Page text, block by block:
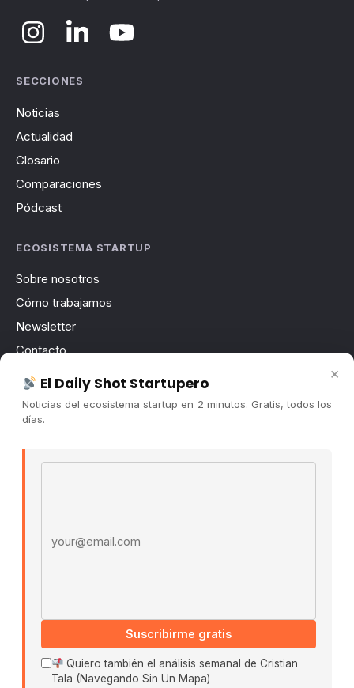
SECCIONES
Noticias
Actualidad
Glosario
Comparaciones
Pódcast
ECOSISTEMA STARTUP
Sobre nosotros
Cómo trabajamos
Newsletter
Contacto
Publicidad
Convocatorias
×
El Daily Shot Startupero
Noticias del ecosistema startup en 2 minutos. Gratis, todos los
días.
Suscribirme gratis
Quiero también el análisis semanal de Cristian
Tala (Navegando Sin Un Mapa)
Buscar: